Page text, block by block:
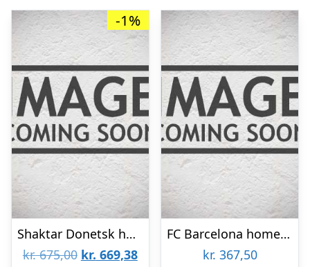
-1%
Shaktar Donetsk home jersey 2022/23 – by Puma-M
kr.675,00 Den
kr. 669,38Den
FC Barcelona home jersey 2012/13 – Thomas 97-M
kr. 367,50